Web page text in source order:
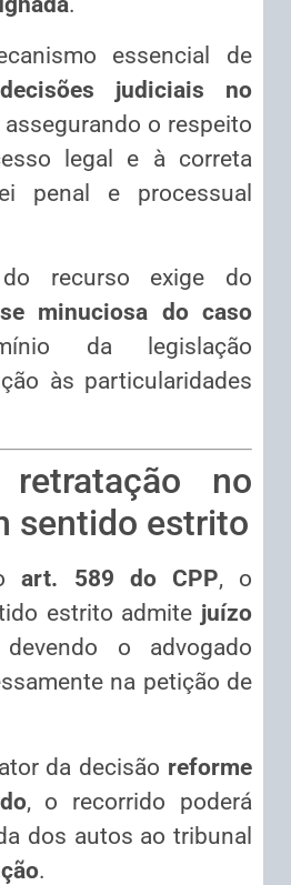
essencial de
judiciais no
assegurando o respeito
legal e à correta
penal e processual
recurso exige do
minuciosa do caso
da legislação
às particularidades
no
sentido estrito
art. 589 do CPP, o
estrito admite juízo
o advogado
na petição de
da decisão reforme
, o recorrido poderá
dos autos ao tribunal
.